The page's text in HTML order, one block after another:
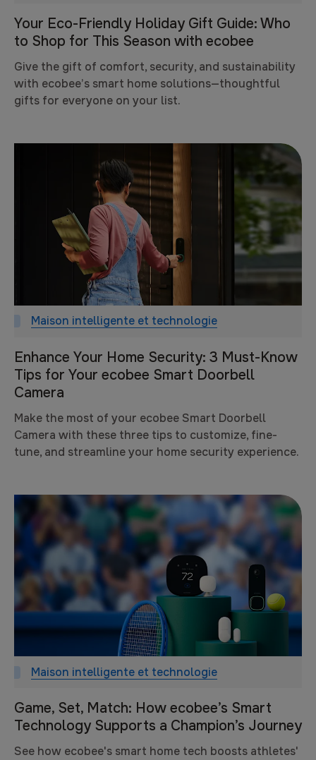
Your Eco-Friendly Holiday Gift Guide: Who
to Shop for This Season with ecobee
Give the gift of comfort, security, and sustainability
with ecobee’s smart home solutions—thoughtful
gifts for everyone on your list.
Maison intelligente et technologie
Enhance Your Home Security: 3 Must-Know
Tips for Your ecobee Smart Doorbell
Camera
Make the most of your ecobee Smart Doorbell
Camera with these three tips to customize, fine-
tune, and streamline your home security experience.
Maison intelligente et technologie
Game, Set, Match: How ecobee’s Smart
Technology Supports a Champion’s Journey
See how ecobee's smart home tech boosts athletes'